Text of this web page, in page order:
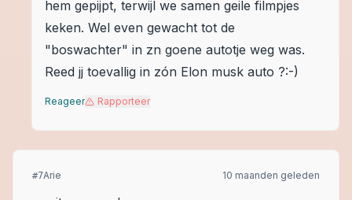
hem gepijpt, terwijl we samen geile filmpjes
keken. Wel even gewacht tot de
"boswachter" in zn goene autotje weg was.
Reed jj toevallig in zón Elon musk auto ?:-)
Reageer Rapporteer
#7Arie 10 maanden geleden